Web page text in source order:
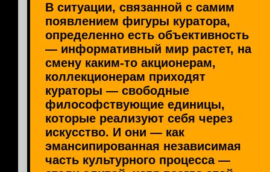
В ситуации, связанной с самим
появлением фигуры куратора,
определенно есть объективность
— информативный мир растет, на
смену каким-то акционерам,
коллекционерам приходят
кураторы — свободные
философствующие единицы,
которые реализуют себя через
искусство. И они — как
эмансипированная независимая
часть культурного процесса —